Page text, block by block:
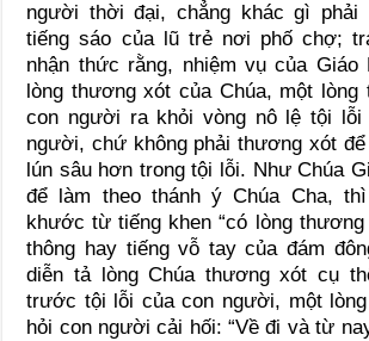
người thời đại, chẳng khác gì phải
tiếng sáo của lũ trẻ nơi phố chợ;
nhận thức rằng, nhiệm vụ của Giáo
lòng thương xót của Chúa, một
con người ra khỏi vòng nô lệ tội
người, chứ không phải thương xót
lún sâu hơn trong tội lỗi. Như Chúa
để làm theo thánh ý Chúa Cha,
khước từ tiếng khen “có lòng thương
thông hay tiếng vỗ tay của đám
diễn tả lòng Chúa thương xót cụ
trước tội lỗi của con người, một
hỏi con người cải hối: “Về đi và từ